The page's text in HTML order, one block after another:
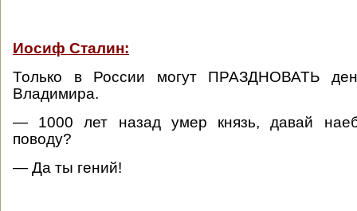
Иосиф Сталин:
Только в России могут ПРАЗДНОВАТЬ
Владимира.
— 1000 лет назад умер князь, давай
поводу?
— Да ты гений!